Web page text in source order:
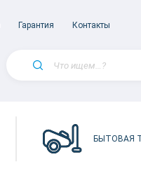
Гарантия Контакты
БЫТОВАЯ